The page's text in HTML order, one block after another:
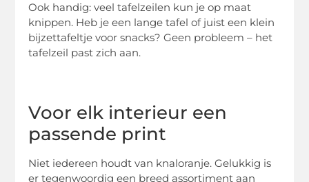
Ook handig: veel tafelzeilen kun je op maat
knippen. Heb je een lange tafel of juist een klein
bijzettafeltje voor snacks? Geen probleem – het
tafelzeil past zich aan.
Voor elk interieur een
passende print
Niet iedereen houdt van knaloranje. Gelukkig is
er tegenwoordig een breed assortiment aan